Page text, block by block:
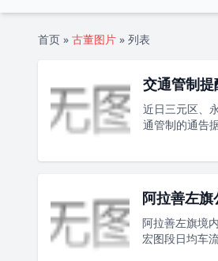
首页 » 古董图片 » 列表
交通管制提
近日三元区、
通管制的通告
阿拉善左
阿拉善左旗境
宏图段日均车